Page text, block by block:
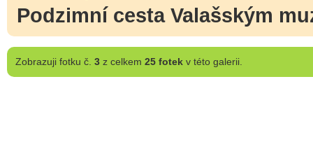
Podzimní cesta Valašským
Zobrazujifotku č. 3z celkem 25 fotekv této galerii.